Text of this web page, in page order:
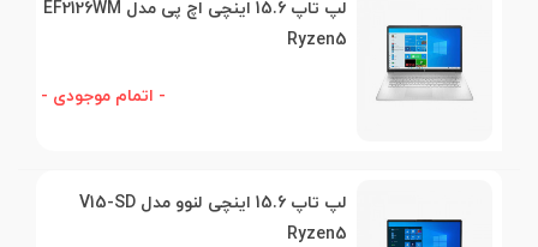
لپ تاپ 15.6 اینچی اچ پی مدل EF2126WM
Ryzen5
- اتمام موجودی -
لپ تاپ 15.6 اینچی لنوو مدل V15-SD
Ryzen5